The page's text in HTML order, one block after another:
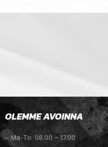
OLEMME AVOINNA
– Ma-To: 08.00 – 17.00